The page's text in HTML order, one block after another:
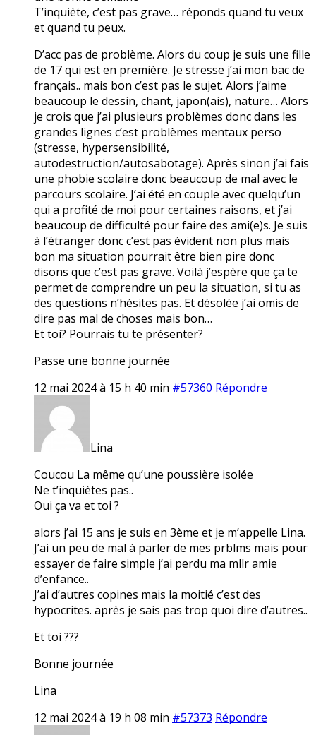
T’inquiète, c’est pas grave… réponds quand tu veux
et quand tu peux.
D’acc pas de problème. Alors du coup je suis une fille
de 17 qui est en première. Je stresse j’ai mon bac de
français.. mais bon c’est pas le sujet. Alors j’aime
beaucoup le dessin, chant, japon(ais), nature… Alors
je crois que j’ai plusieurs problèmes donc dans les
grandes lignes c’est problèmes mentaux perso
(stresse, hypersensibilité,
autodestruction/autosabotage). Après sinon j’ai fais
une phobie scolaire donc beaucoup de mal avec le
parcours scolaire. J’ai été en couple avec quelqu’un
qui a profité de moi pour certaines raisons, et j’ai
beaucoup de difficulté pour faire des ami(e)s. Je suis
à l’étranger donc c’est pas évident non plus mais
bon ma situation pourrait être bien pire donc
disons que c’est pas grave. Voilà j’espère que ça te
permet de comprendre un peu la situation, si tu as
des questions n’hésites pas. Et désolée j’ai omis de
dire pas mal de choses mais bon…
Et toi? Pourrais tu te présenter?
Passe une bonne journée
12 mai 2024 à 15 h 40 min #57360 Répondre
Lina
Coucou La même qu’une poussière isolée
Ne t’inquiètes pas..
Oui ça va et toi ?
alors j’ai 15 ans je suis en 3ème et je m’appelle Lina.
J’ai un peu de mal à parler de mes prblms mais pour
essayer de faire simple j’ai perdu ma mllr amie
d’enfance..
J’ai d’autres copines mais la moitié c’est des
hypocrites. après je sais pas trop quoi dire d’autres..
Et toi ???
Bonne journée
Lina
12 mai 2024 à 19 h 08 min #57373 Répondre